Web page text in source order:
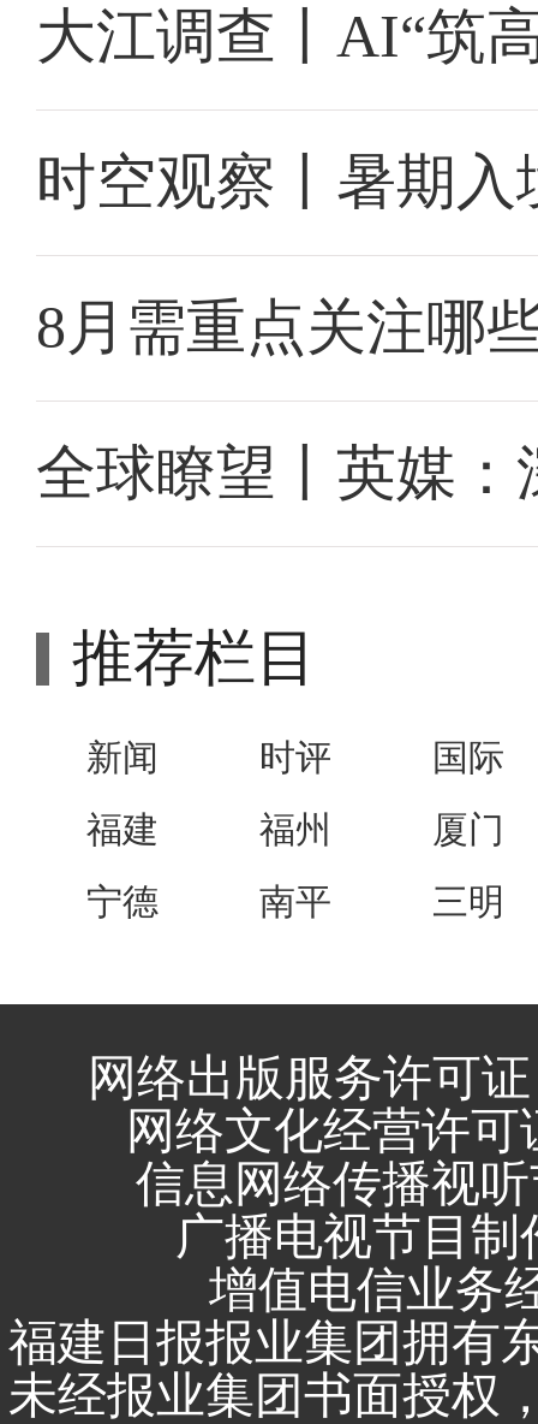
大江调查丨AI“筑
时空观察丨暑期入
8月需重点关注哪
全球瞭望丨英媒
推荐栏目
新闻 时评
国际
福建
福州
厦门
宁德
南平 三明
网络出版服务许可
网络文化经营许可
信息网络传播视
广播电视节目
增值电信业务
福建日报报业集团拥有
未经报业集团书面授权